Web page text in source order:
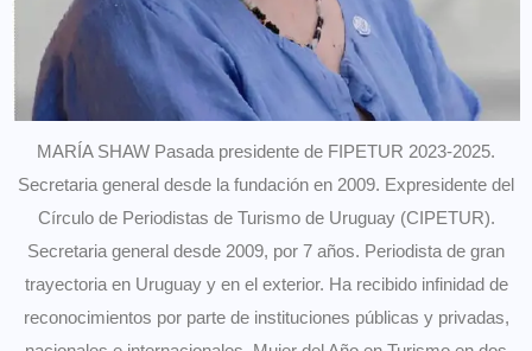
MARÍA SHAW Pasada presidente de FIPETUR 2023-2025.
Secretaria general desde la fundación en 2009. Expresidente del
Círculo de Periodistas de Turismo de Uruguay (CIPETUR).
Secretaria general desde 2009, por 7 años. Periodista de gran
trayectoria en Uruguay y en el exterior. Ha recibido infinidad de
reconocimientos por parte de instituciones públicas y privadas,